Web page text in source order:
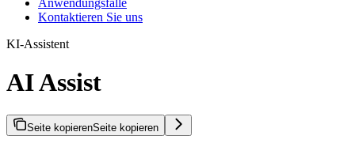
Kontaktieren Sie uns
KI-Assistent
AI Assist
Seite kopierenSeite kopieren